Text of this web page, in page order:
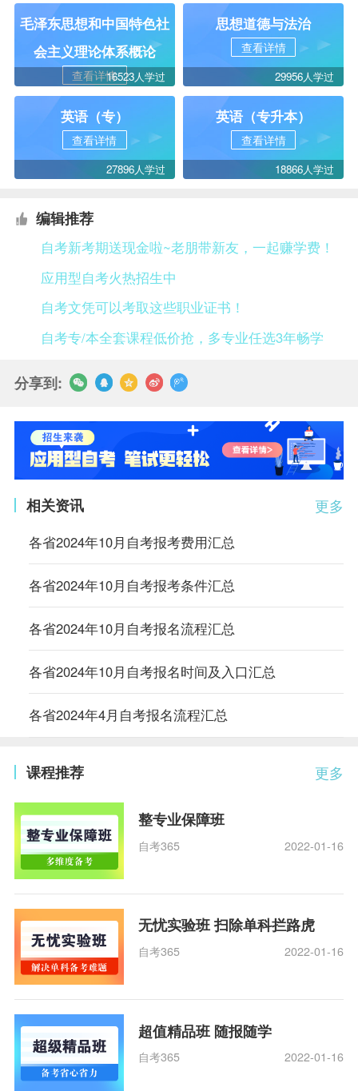
毛泽东思想和中国特色社
会主义理论体系概论
查看详情16523人学过
思想道德与法治
查看详情
29956人学过
英语（专）
查看详情
27896人学过
英语（专升本）
查看详情
18866人学过
编辑推荐
自考新考期送现金啦~老朋带新友，一起赚学费！
应用型自考火热招生中
自考文凭可以考取这些职业证书！
自考专/本全套课程低价抢，多专业任选3年畅学
分享到:
更多
相关资讯
各省2024年10月自考报考费用汇总
各省2024年10月自考报考条件汇总
各省2024年10月自考报名流程汇总
各省2024年10月自考报名时间及入口汇总
各省2024年4月自考报名流程汇总
更多
课程推荐
整专业保障班
自考365 2022-01-16
无忧实验班 扫除单科拦路虎
自考365 2022-01-16
超值精品班 随报随学
自考365 2022-01-16